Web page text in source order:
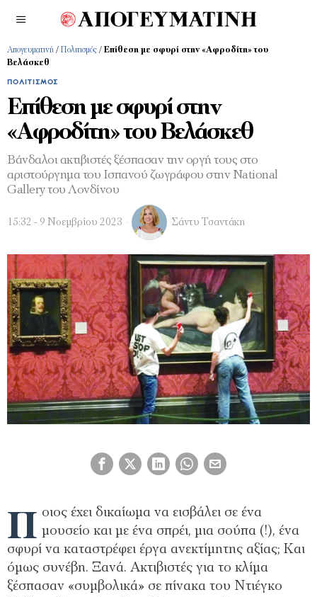
Απογευματινή / Πολιτισμός / Επίθεση με σφυρί στην «Αφροδίτη» του
Βελάσκεθ
ΠΟΛΙΤΙΣΜΌΣ
Επίθεση με σφυρί στην
«Αφροδίτη» του Βελάσκεθ
Βάνδαλοι ακτιβιστές ξέσπασαν την οργή τους στο
αριστούργημα του Ισπανού ζωγράφου στην National
Gallery του Λονδίνου
15:32 - 9 Νοεμβρίου 2023 Σάντυ Τσαντάκη
Π οιος έχει δικαίωμα να εισβάλει σε ένα
μουσείο και με ένα σπρέι, μια σούπα (!), ένα
σφυρί να καταστρέφει έργα ανεκτίμητης αξίας; Και
όμως συνέβη. Ξανά. Ακτιβιστές για το κλίμα
ξέσπασαν «συμβολικά» σε πίνακα του Ντιέγκο